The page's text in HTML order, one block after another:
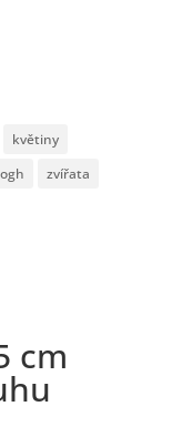
květiny
zvířata
cm